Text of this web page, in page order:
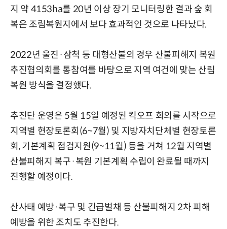
지 약 4153ha를 20년 이상 장기 모니터링한 결과 숲 회
복은 조림복원지에서 보다 효과적인 것으로 나타났다.
2022년 울진·삼척 등 대형산불의 경우 산불피해지 복원
추진협의회를 통참여를 바탕으로 지역 여건에 맞는 산림
복원 방식을 결정했다.
추진단 운영은 5월 15일 예정된 킥오프 회의를 시작으로
지역별 현장토론회(6~7월) 및 지방자치단체별 현장토론
회, 기본계획 점검지원(9~11월) 등을 거쳐 12월 지역별
산불피해지 복구·복원 기본계획 수립이 완료될 때까지
진행할 예정이다.
산사태 예방·복구 및 긴급벌채 등 산불피해지 2차 피해
예방을 위한 조치도 추진한다.